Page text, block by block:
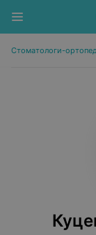
Стоматологи-